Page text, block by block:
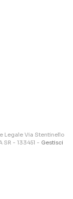
Legale Via Stentinello
- 133451 - Gestisci